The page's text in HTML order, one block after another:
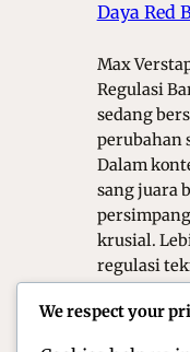
Daya Red
Max
Regulasi
sedang
perubahan
Dalam
sang juara
krusial.
regulasi
total.
We respect your